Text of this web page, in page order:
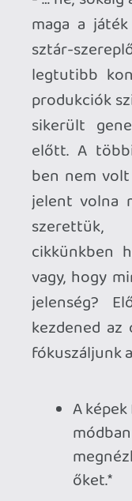
A képek PC-n
módban
őket.*
Kojima általában
szót értett. A 3D
az első Metal Gear
volt, az MGS2
képességeit)
jelentkezett.
gamepad-os
volt olyan
mostanában), és
elmaradt a
manőverrel hozta
játékosok
Decima
létezett PC-n,
stádiumában. Így
novemberi
év sem telik el,